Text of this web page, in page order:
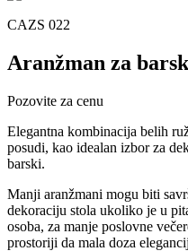
CAZS 022
Aranžman za
Pozovite za cenu
Elegantna kombinacija belih
posudi, kao idealan izbor za
barski.
Manji aranžmani mogu biti
dekoraciju stola ukoliko je u
osoba, za manje poslovne
prostoriji da mala doza